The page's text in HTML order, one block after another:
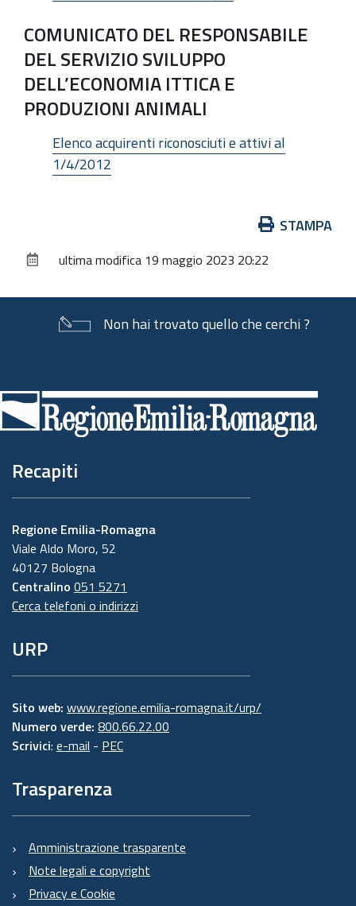
COMUNICATO DEL RESPONSABILE
DEL SERVIZIO SVILUPPO
DELL’ECONOMIA ITTICA E
PRODUZIONI ANIMALI
Elenco acquirenti riconosciuti e attivi al
1/4/2012
documento
STAMPA
ultima modifica 19 maggio 2023 20:22
Non hai trovato quello che cerchi ?
di
pagina
Recapiti
Regione Emilia-Romagna
Viale Aldo Moro, 52
40127 Bologna
Centralino 051 5271
Cerca telefoni o indirizzi
URP
Sito web: www.regione.emilia-romagna.it/urp/
Numero verde: 800.66.22.00
Scrivici: e-mail - PEC
Trasparenza
Amministrazione trasparente
Note legali e copyright
Privacy e Cookie